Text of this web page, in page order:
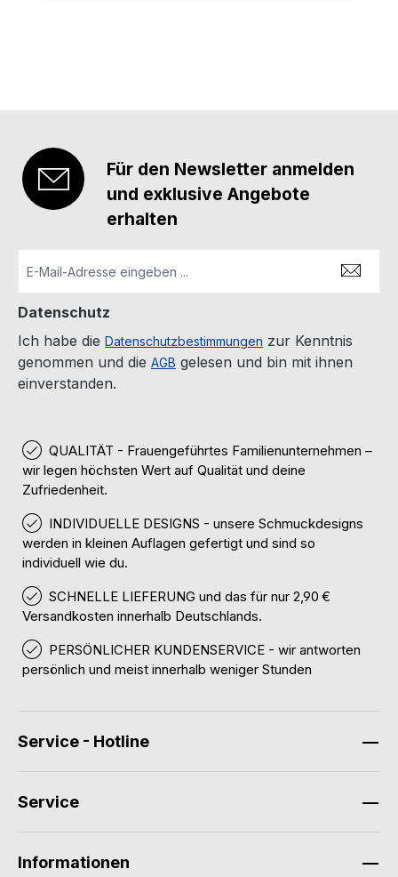
Für den Newsletter anmelden
und exklusive Angebote
erhalten
Datenschutz
Ich habe die Datenschutzbestimmungen zur Kenntnis
genommen und die AGB gelesen und bin mit ihnen
einverstanden.
QUALITÄT - Frauengeführtes Familienunternehmen –
wir legen höchsten Wert auf Qualität und deine
Zufriedenheit.
INDIVIDUELLE DESIGNS - unsere Schmuckdesigns
werden in kleinen Auflagen gefertigt und sind so
individuell wie du.
SCHNELLE LIEFERUNG und das für nur 2,90 €
Versandkosten innerhalb Deutschlands.
PERSÖNLICHER KUNDENSERVICE - wir antworten
persönlich und meist innerhalb weniger Stunden
Service - Hotline
Service
Informationen